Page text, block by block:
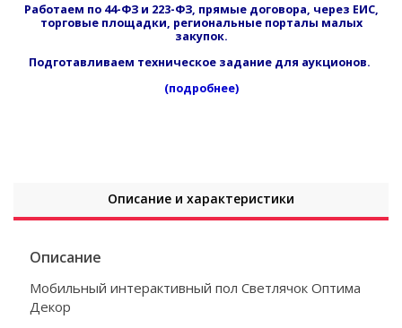
Работаем по 44-ФЗ и 223-ФЗ, прямые договора, через ЕИС,
торговые площадки, региональные порталы малых
закупок.
Подготавливаем техническое задание для аукционов.
(подробнее)
Описание и характеристики
Описание
Мобильный интерактивный пол Светлячок Оптима
Декор